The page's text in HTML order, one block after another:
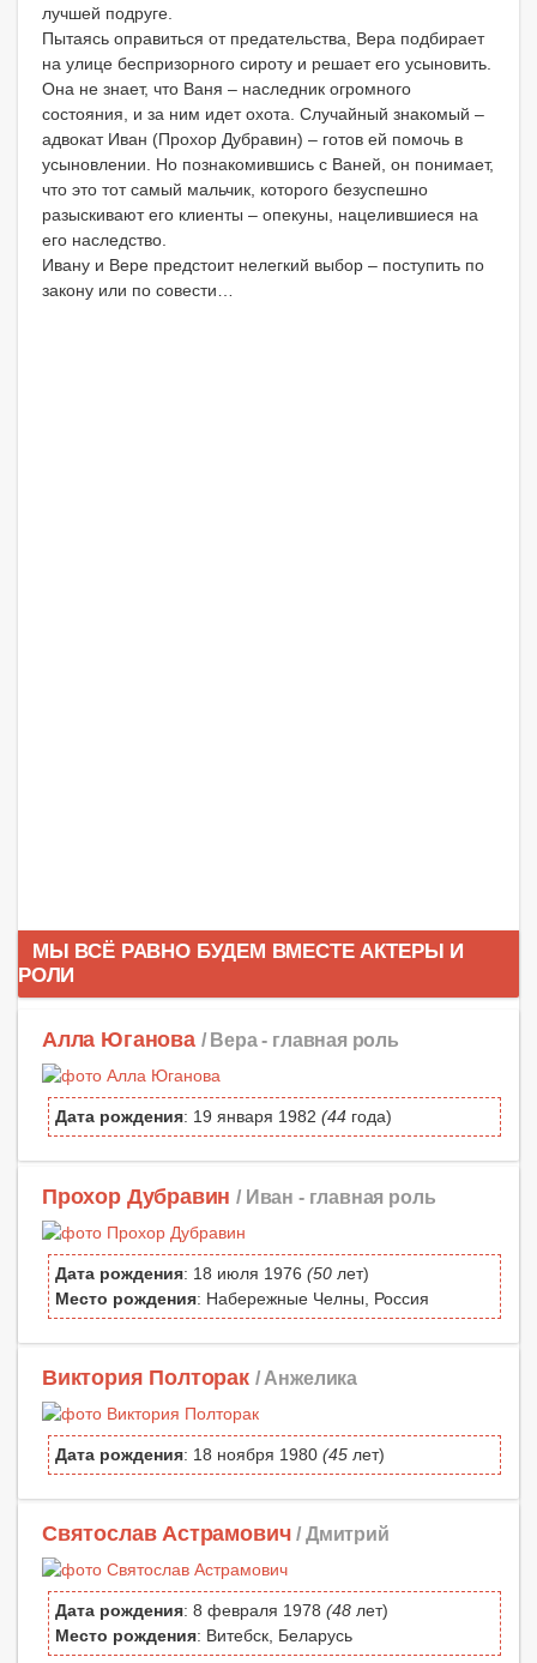
лучшей подруге.
Пытаясь оправиться от предательства, Вера подбирает
на улице беспризорного сироту и решает его усыновить.
Она не знает, что Ваня – наследник огромного
состояния, и за ним идет охота. Случайный знакомый –
адвокат Иван (Прохор Дубравин) – готов ей помочь в
усыновлении. Но познакомившись с Ваней, он понимает,
что это тот самый мальчик, которого безуспешно
разыскивают его клиенты – опекуны, нацелившиеся на
его наследство.
Ивану и Вере предстоит нелегкий выбор – поступить по
закону или по совести…
МЫ ВСЁ РАВНО БУДЕМ ВМЕСТЕ АКТЕРЫ И
РОЛИ
Алла Юганова / Вера - главная роль
Дата рождения: 19 января 1982 (44 года)
Прохор Дубравин / Иван - главная роль
Дата рождения: 18 июля 1976 (50 лет)
Место рождения: Набережные Челны, Россия
Виктория Полторак / Анжелика
Дата рождения: 18 ноября 1980 (45 лет)
Святослав Астрамович / Дмитрий
Дата рождения: 8 февраля 1978 (48 лет)
Место рождения: Витебск, Беларусь